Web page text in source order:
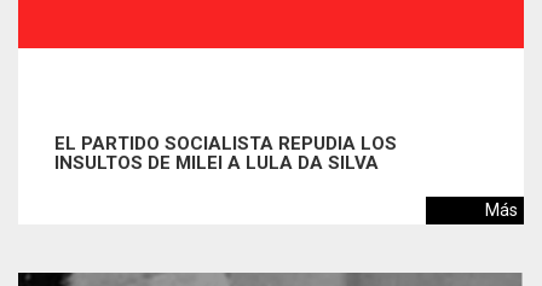
LULA LIDERA LA INTENCIÓN DE VOTO Y
VENTAJA EN ESCENARIOS DE SEGUNDA